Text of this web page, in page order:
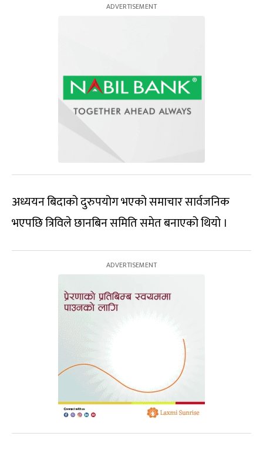
अध्ययन बिदाको दुरुपयोग भएको समाचार सार्वजनिक
भएपछि त्रिविले छानबिन समिति समेत बनाएको थियो ।